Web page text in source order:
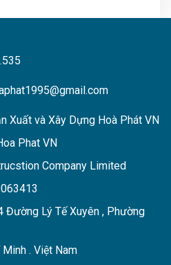
Xuất và Xây Dựng Hoà Phát VN
Phat VN
Company Limited
Lý Tế Xuyên , Phường
. Việt Nam